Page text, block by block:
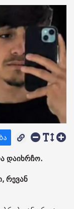
დაიხრჩო.
რევან